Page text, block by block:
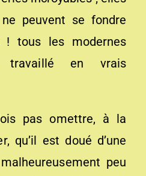
peuvent se fondre
! tous les modernes
travaillé en vrais
pas omettre, à la
qu’il est doué d’une
peu